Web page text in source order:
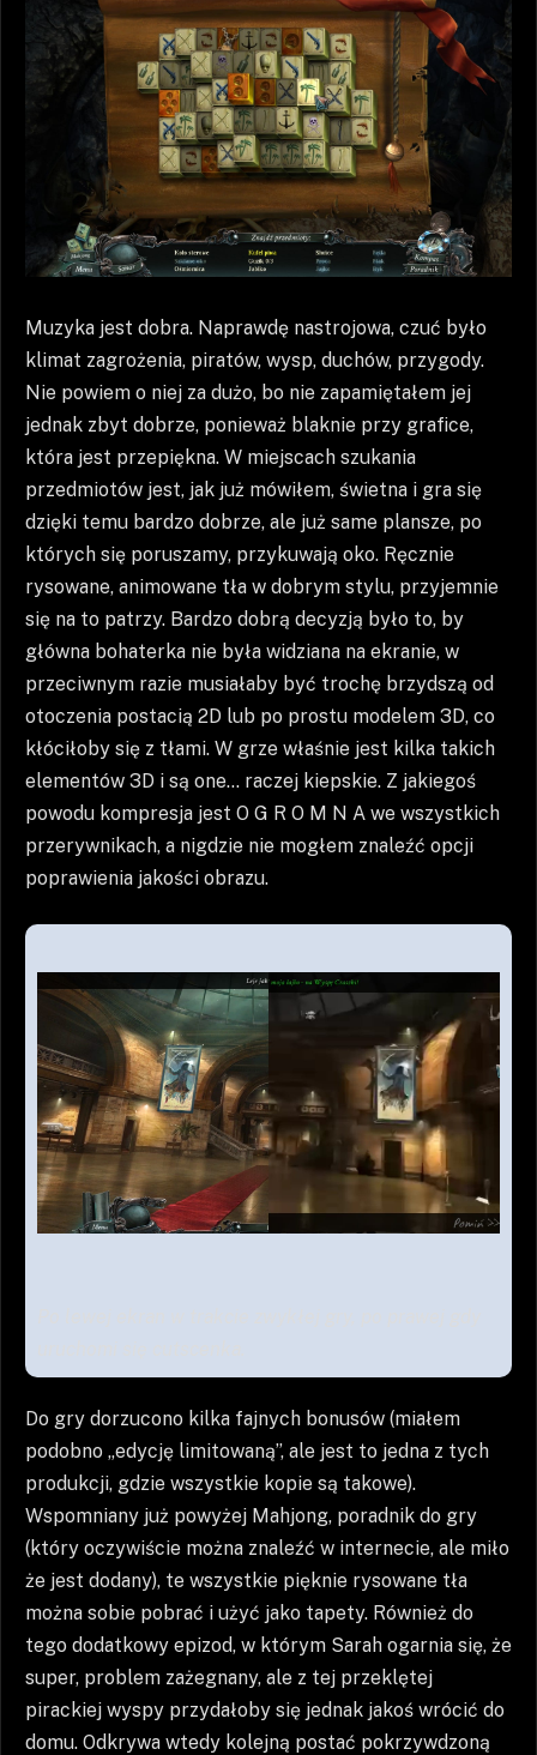
Muzyka jest dobra. Naprawdę nastrojowa, czuć było
klimat zagrożenia, piratów, wysp, duchów, przygody.
Nie powiem o niej za dużo, bo nie zapamiętałem jej
jednak zbyt dobrze, ponieważ blaknie przy grafice,
która jest przepiękna. W miejscach szukania
przedmiotów jest, jak już mówiłem, świetna i gra się
dzięki temu bardzo dobrze, ale już same plansze, po
których się poruszamy, przykuwają oko. Ręcznie
rysowane, animowane tła w dobrym stylu, przyjemnie
się na to patrzy. Bardzo dobrą decyzją było to, by
główna bohaterka nie była widziana na ekranie, w
przeciwnym razie musiałaby być trochę brzydszą od
otoczenia postacią 2D lub po prostu modelem 3D, co
kłóciłoby się z tłami. W grze właśnie jest kilka takich
elementów 3D i są one… raczej kiepskie. Z jakiegoś
powodu kompresja jest O G R O M N A we wszystkich
przerywnikach, a nigdzie nie mogłem znaleźć opcji
poprawienia jakości obrazu.
Do gry dorzucono kilka fajnych bonusów (miałem
podobno „edycję limitowaną”, ale jest to jedna z tych
produkcji, gdzie wszystkie kopie są takowe).
Wspomniany już powyżej Mahjong, poradnik do gry
(który oczywiście można znaleźć w internecie, ale miło
że jest dodany), te wszystkie pięknie rysowane tła
można sobie pobrać i użyć jako tapety. Również do
tego dodatkowy epizod, w którym Sarah ogarnia się, że
super, problem zażegnany, ale z tej przeklętej
pirackiej wyspy przydałoby się jednak jakoś wrócić do
domu. Odkrywa wtedy kolejną postać pokrzywdzoną